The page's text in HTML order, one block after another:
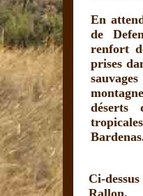
En
de
renfort
prises
déserts
Ci-
Rallon.